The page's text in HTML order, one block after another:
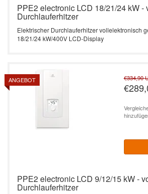
PPE2 electronic LCD 18/21/24 kW
Durchlauferhitzer
Elektrischer Durchlauferhitzer vollelektronisch
18/21/24 kW/400V LCD-Display
ANGEBOT €334,90
PPE2 electronic LCD 9/12/15 kW -
Durchlauferhitzer